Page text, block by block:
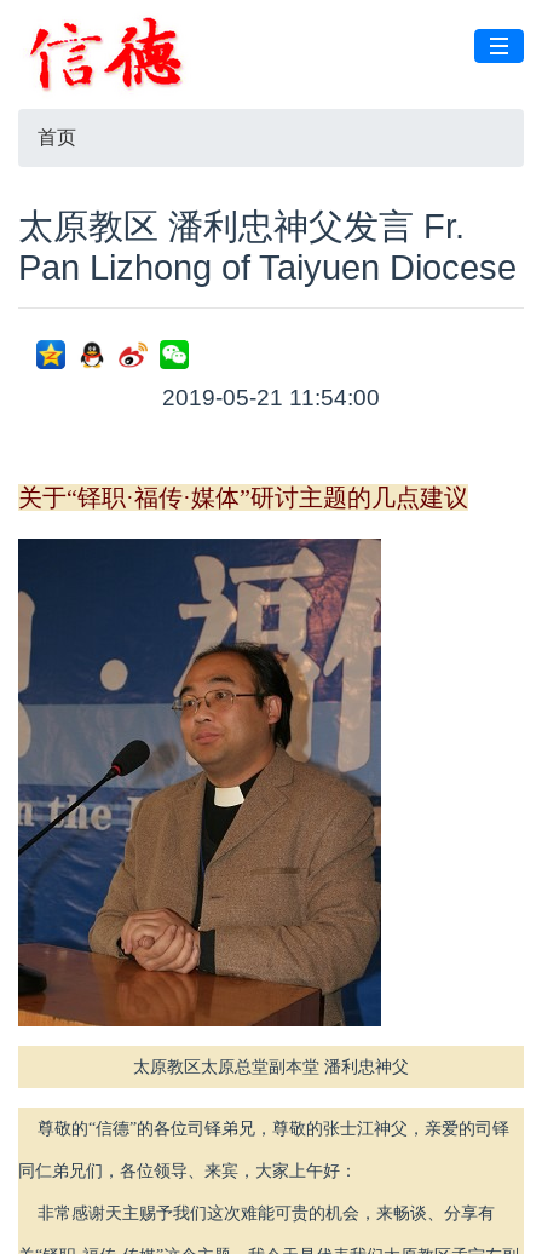
首页
太原教区 潘利忠神父发言 Fr.
Pan Lizhong of Taiyuen Diocese
2019-05-21 11:54:00
关于“铎职·福传·媒体”研讨主题的几点建议
太原教区太原总堂副本堂 潘利忠神父
尊敬的“信德”的各位司铎弟兄，尊敬的张士江神父，亲爱的司铎
同仁弟兄们，各位领导、来宾，大家上午好：
非常感谢天主赐予我们这次难能可贵的机会，来畅谈、分享有